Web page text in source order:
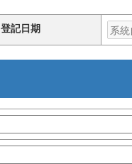
登記日期